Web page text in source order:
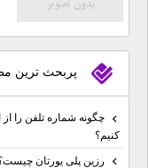
پربحث ترين
چگونه شماره تلفن را
کنیم؟
رزین پلی یورتان